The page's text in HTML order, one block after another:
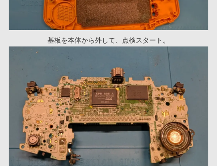
基板を本体から外して、点検スタート。